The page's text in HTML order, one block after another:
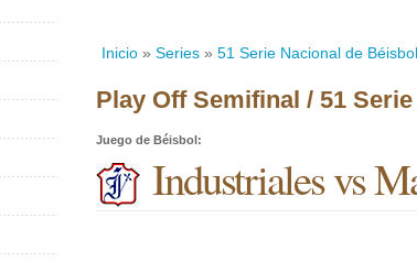
Inicio » Series » 51 Serie Nacional de
Play Off Semifinal / 51
Juego de Béisbol:
Industriales vs